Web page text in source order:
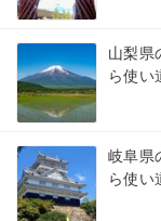
山梨県
ら使い
岐阜県
ら使い